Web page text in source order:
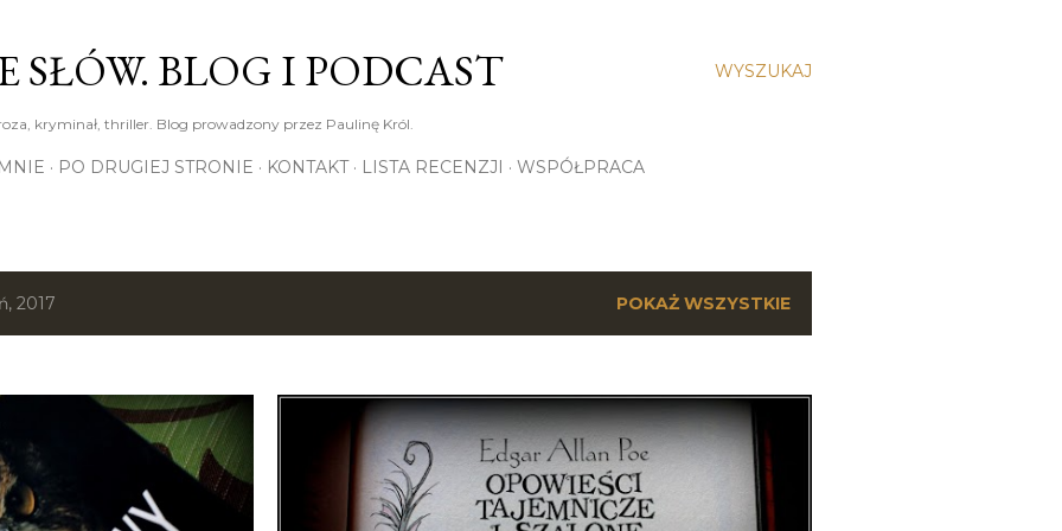
WYSZUKAJ
SŁÓW. BLOG I PODCAST
kryminał, thriller. Blog prowadzony przez Paulinę Król.
PO DRUGIEJ STRONIE KONTAKT LISTA RECENZJI WSPÓŁPRACA
2017 POKAŻ WSZYSTKIE